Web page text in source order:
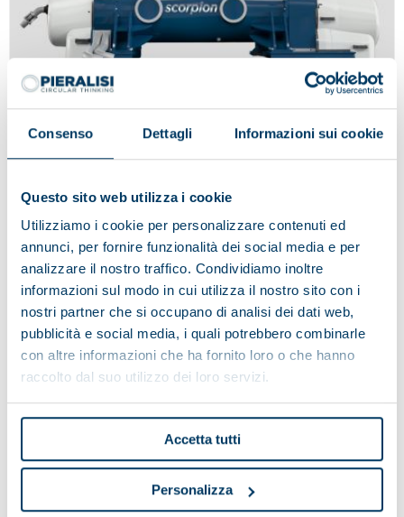
Consenso Dettagli Informazioni sui cookie
Questo sito web utilizza i cookie
Utilizziamo i cookie per personalizzare contenuti ed
annunci, per fornire funzionalità dei social media e per
analizzare il nostro traffico. Condividiamo inoltre
informazioni sul modo in cui utilizza il nostro sito con i
nostri partner che si occupano di analisi dei dati web,
pubblicità e social media, i quali potrebbero combinarle
con altre informazioni che ha fornito loro o che hanno
raccolto dal suo utilizzo dei loro servizi.
Accetta tutti
Personalizza
SCORPION